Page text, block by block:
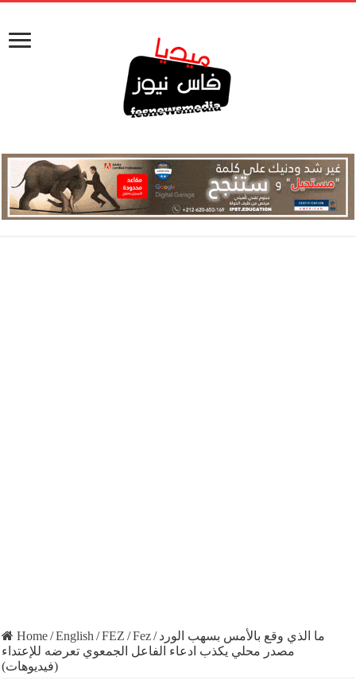
Home/English /FEZ /Fez/ ما الذي وقع بالأمس بسهب الورد
مصدر محلي يكذب ادعاء الفاعل الجمعوي تعرضه للإعتداء
(فيديوهات)